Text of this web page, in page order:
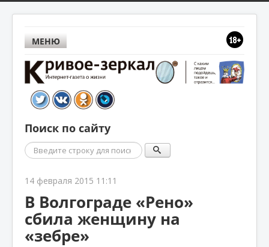
МЕНЮ
Поиск по сайту
Поиск
14 февраля 2015 11:11
В Волгограде «Рено»
сбила женщину на
«зебре»